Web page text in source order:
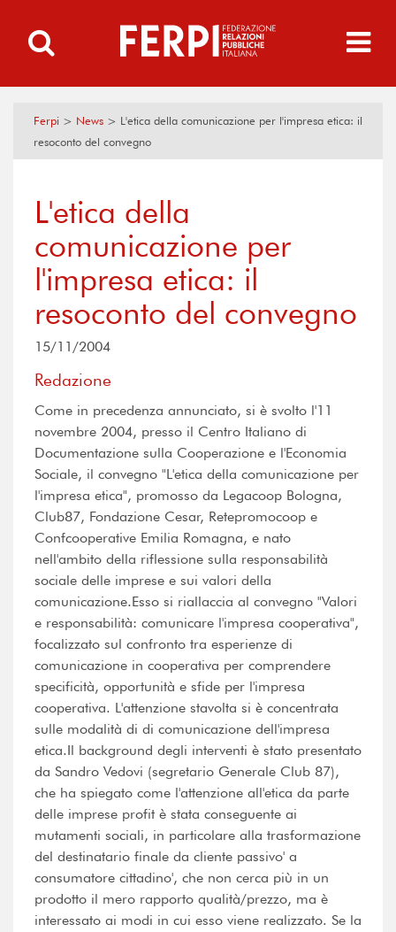
Ferpi > News > L'etica della comunicazione per l'impresa etica: il
resoconto del convegno
L'etica della
comunicazione per
l'impresa etica: il
resoconto del convegno
15/11/2004
Redazione
Come in precedenza annunciato, si è svolto l'11
novembre 2004, presso il Centro Italiano di
Documentazione sulla Cooperazione e l'Economia
Sociale, il convegno "L'etica della comunicazione per
l'impresa etica", promosso da Legacoop Bologna,
Club87, Fondazione Cesar, Retepromocoop e
Confcooperative Emilia Romagna, e nato
nell'ambito della riflessione sulla responsabilità
sociale delle imprese e sui valori della
comunicazione.Esso si riallaccia al convegno "Valori
e responsabilità: comunicare l'impresa cooperativa",
focalizzato sul confronto tra esperienze di
comunicazione in cooperativa per comprendere
specificità, opportunità e sfide per l'impresa
cooperativa. L'attenzione stavolta si è concentrata
sulle modalità di di comunicazione dell'impresa
etica.Il background degli interventi è stato presentato
da Sandro Vedovi (segretario Generale Club 87),
che ha spiegato come l'attenzione all'etica da parte
delle imprese profit è stata conseguente ai
mutamenti sociali, in particolare alla trasformazione
del destinatario finale da cliente passivo' a
consumatore cittadino', che non cerca più in un
prodotto il mero rapporto qualità/prezzo, ma è
interessato ai modi in cui esso viene realizzato. Se la